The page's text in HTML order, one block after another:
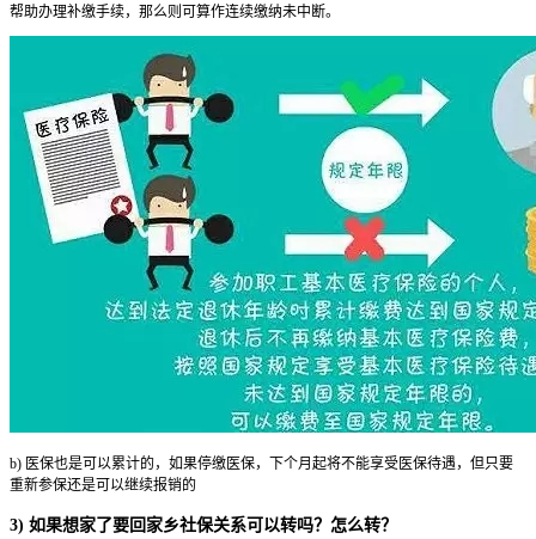
帮助办理补缴手续，那么则可算作连续缴纳未中断。
b) 医保也是可以累计的，如果停缴医保，下个月起将不能享受医保待遇，但只要
重新参保还是可以继续报销的
3) 如果想家了要回家乡社保关系可以转吗？怎么转？